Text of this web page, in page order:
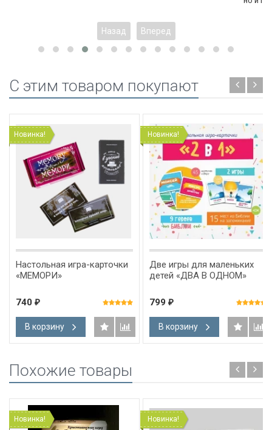
Назад Вперед
C этим товаром покупают
Новинка!
Настольная игра-карточки
«МЕМОРИ»
740 ₽
В корзину
Новинка!
Две игры для маленьких
детей «ДВА В ОДНОМ»
799 ₽
В корзину
Похожие товары
Новинка! Новинка!